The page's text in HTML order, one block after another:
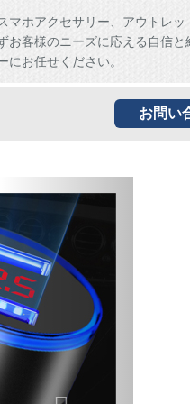
マホアクセサリー、アウトレッ
お客様のニーズに応える自信と
お任せください。
お問い
Next